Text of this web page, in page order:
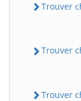
Trouver
Trouver
Trouver